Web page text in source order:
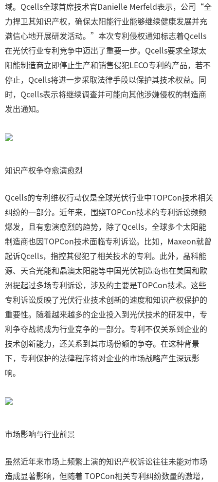
域。Qcells全球首席技术官Danielle Merfeld表示，公司“全
力捍卫其知识产权，确保太阳能行业能够继续健康发展并充
满信心地开展研发活动。”本次专利侵权通知标志着Qcells
在光伏行业专利竞争中迈出了重要一步。Qcells要求全球太
阳能制造商立即停止生产和销售侵犯LECO专利的产品，若不
停止，Qcells将进一步采取法律手段以保护其技术权益。同
时，Qcells表示将继续调查并可能向其他涉嫌侵权的制造商
发出通知。
知识产权争夺愈演愈烈
Qcells的专利维权行动仅是全球光伏行业中TOPCon技术相关
纠纷的一部分。近年来，围绕TOPCon技术的专利诉讼频频
爆发，且有愈演愈烈的趋势，除了Qcells，全球多个太阳能
制造商也因TOPCon技术面临专利诉讼。比如，Maxeon就曾
起诉Qcells，指控其侵犯了相关技术的专利。此外，晶科能
源、天合光能和晶澳太阳能等中国光伏制造商也在美国和欧
洲提起过多场专利诉讼，涉及的主要是TOPCon技术。这些
专利诉讼反映了光伏行业技术创新的速度和知识产权保护的
重要性。随着越来越多的企业投入到光伏技术的研发中，专
利争夺战将成为行业竞争的一部分。专利不仅关系到企业的
技术创新能力，还关系到其市场份额的争夺。在这种背景
下，专利保护的法律程序将对企业的市场战略产生深远影
响。
市场影响与行业前景
虽然近年来市场上频繁上演的知识产权诉讼往往未能对市场
造成显著影响，但随着 TOPCon相关专利纠纷数量的激增，